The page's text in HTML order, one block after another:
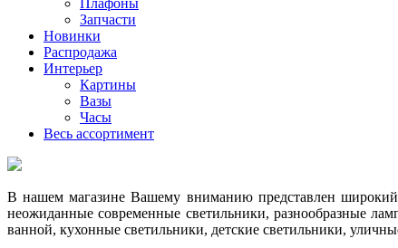
Плафоны
Запчасти
Новинки
Распродажа
Интерьер
Картины
Вазы
Часы
Весь ассортимент
В нашем магазине Вашему вниманию представлен широкий
неожиданные современные светильники, разнообразные
ванной, кухонные светильники, детские светильники,